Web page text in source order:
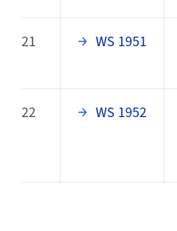
21 WS 1951
22 WS 1952